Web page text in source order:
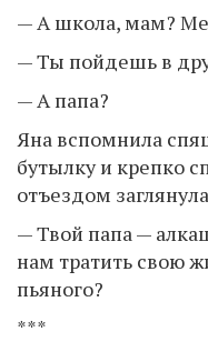
— А школа, мам?
— Ты пойдешь в
— А папа?
Яна вспомнила
бутылку и крепко
отъездом
— Твой папа —
нам тратить свою
пьяного?
***